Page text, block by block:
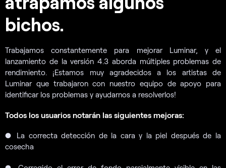
bichos.
Trabajamos constantemente para mejorar Luminar, y el
lanzamiento de la versión 4.3 aborda múltiples problemas de
rendimiento. ¡Estamos muy agradecidos a los artistas de
Luminar que trabajaron con nuestro equipo de apoyo para
identificar los problemas y ayudarnos a resolverlos!
Todos los usuarios notarán las siguientes mejoras:
●
La correcta detección de la cara y la piel después de la
cosecha